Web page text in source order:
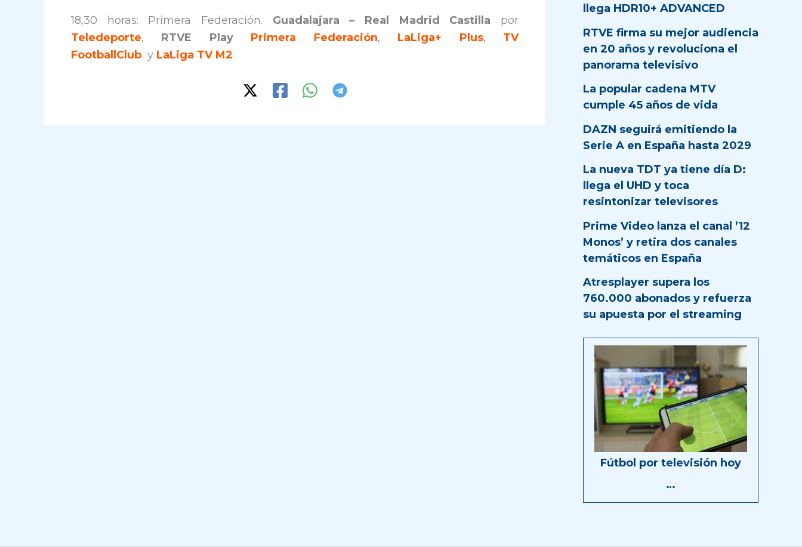
18,30 horas: Primera Federación. Guadalajara – Real Madrid Castilla por
Teledeporte, RTVE Play Primera Federación, LaLiga+ Plus, TV
FootballClub y LaLiga TV M2
llega HDR10+ ADVANCED
RTVE firma su mejor audiencia
en 20 años y revoluciona el
panorama televisivo
La popular cadena MTV
cumple 45 años de vida
DAZN seguirá emitiendo la
Serie A en España hasta 2029
La nueva TDT ya tiene día D:
llega el UHD y toca
resintonizar televisores
Prime Video lanza el canal ’12
Monos’ y retira dos canales
temáticos en España
Atresplayer supera los
760.000 abonados y refuerza
su apuesta por el streaming
Fútbol por televisión hoy
…